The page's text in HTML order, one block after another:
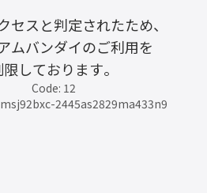
セスと判定されたため、
ムバンダイのご利用を
限しております。
Code: 12
2445as2829ma433n9